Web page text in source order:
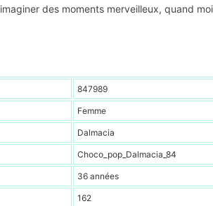
des moments merveilleux, quand
847989
Femme
Dalmacia
Choco_pop_Dalmacia_84
36 années
162